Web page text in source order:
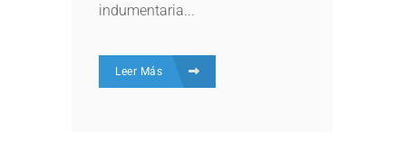
indumentaria...
Leer Más